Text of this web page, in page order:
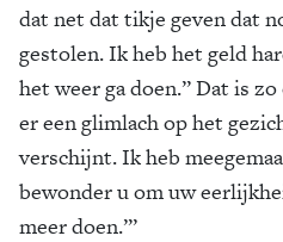
dat net dat tikje geven dat
gestolen. Ik heb het geld
het weer ga doen.” Dat is
er een glimlach op het
verschijnt. Ik heb
bewonder u om uw
meer doen.”’